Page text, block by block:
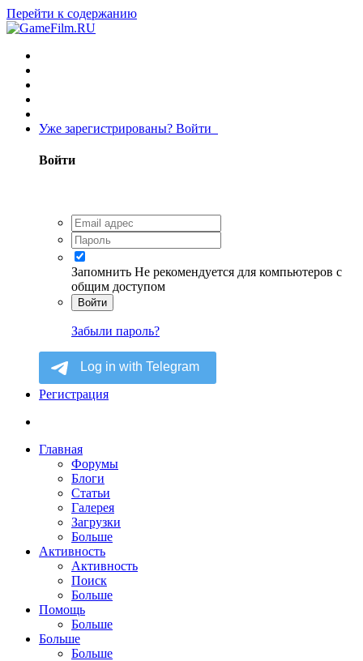
Перейти к содержанию
Уже зарегистрированы? Войти
Войти
Запомнить Не рекомендуется для компьютеров с
общим доступом
Войти
Забыли пароль?
Регистрация
Главная
Форумы
Блоги
Статьи
Галерея
Загрузки
Больше
Активность
Активность
Поиск
Больше
Помощь
Больше
Больше
Больше